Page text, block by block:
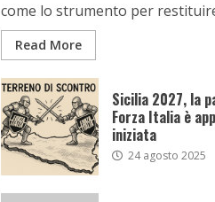
come lo strumento per
Read More
Sicilia 2027, la
Forza Italia è
iniziata
24 agosto 2025